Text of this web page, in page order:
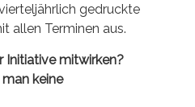
gedruckte
allen Terminen aus.
Initiative mitwirken?
keine